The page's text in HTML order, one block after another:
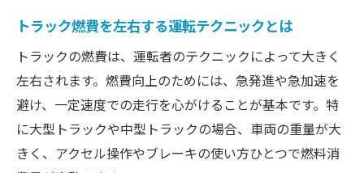
ト
タイヤ空気圧調整が燃費向上に与える効果
アイドリングストップで燃費削減を実現す
る
トラック燃費管理に役立つ記録と分析方法
トラック燃費を左右する運転テクニックとは
トラックの燃費は、運転者のテクニックによって大きく
左右されます。燃費向上のためには、急発進や急加速を
避け、一定速度での走行を心がけることが基本です。特
に大型トラックや中型トラックの場合、車両の重量が大
きく、アクセル操作やブレーキの使い方ひとつで燃料消